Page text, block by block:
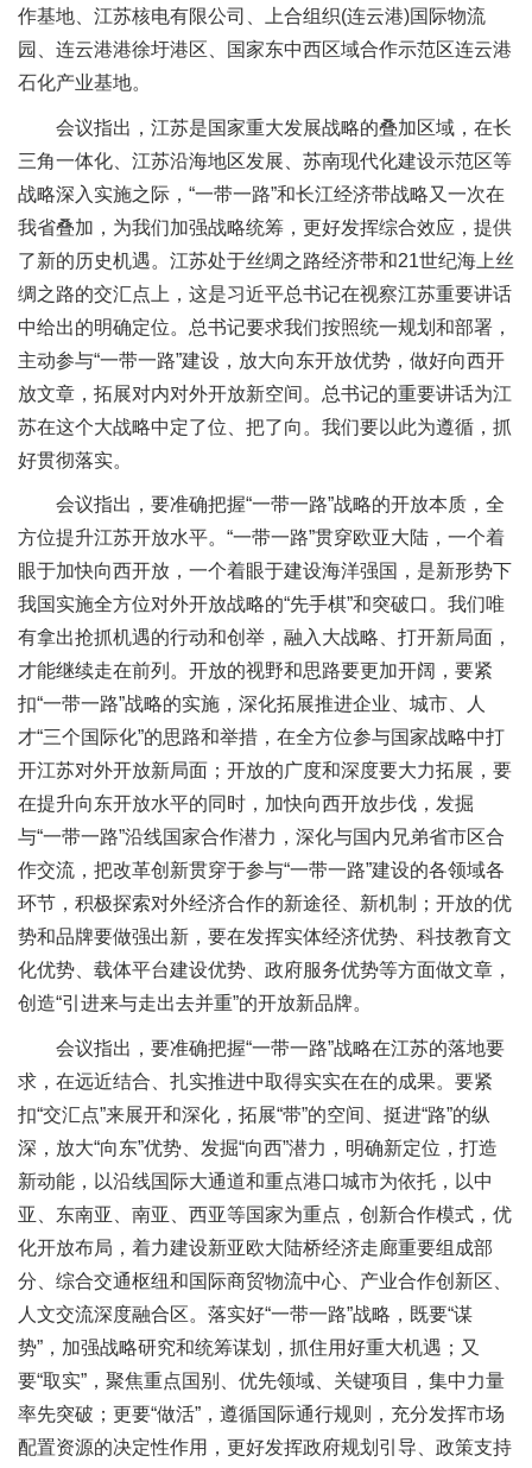
作基地、江苏核电有限公司、上合组织(连云港)国际物流
园、连云港港徐圩港区、国家东中西区域合作示范区连云港
石化产业基地。
会议指出，江苏是国家重大发展战略的叠加区域，在长
三角一体化、江苏沿海地区发展、苏南现代化建设示范区等
战略深入实施之际，“一带一路”和长江经济带战略又一次在
我省叠加，为我们加强战略统筹，更好发挥综合效应，提供
了新的历史机遇。江苏处于丝绸之路经济带和21世纪海上丝
绸之路的交汇点上，这是习近平总书记在视察江苏重要讲话
中给出的明确定位。总书记要求我们按照统一规划和部署，
主动参与“一带一路”建设，放大向东开放优势，做好向西开
放文章，拓展对内对外开放新空间。总书记的重要讲话为江
苏在这个大战略中定了位、把了向。我们要以此为遵循，抓
好贯彻落实。
会议指出，要准确把握“一带一路”战略的开放本质，全
方位提升江苏开放水平。“一带一路”贯穿欧亚大陆，一个着
眼于加快向西开放，一个着眼于建设海洋强国，是新形势下
我国实施全方位对外开放战略的“先手棋”和突破口。我们唯
有拿出抢抓机遇的行动和创举，融入大战略、打开新局面，
才能继续走在前列。开放的视野和思路要更加开阔，要紧
扣“一带一路”战略的实施，深化拓展推进企业、城市、人
才“三个国际化”的思路和举措，在全方位参与国家战略中打
开江苏对外开放新局面；开放的广度和深度要大力拓展，要
在提升向东开放水平的同时，加快向西开放步伐，发掘
与“一带一路”沿线国家合作潜力，深化与国内兄弟省市区合
作交流，把改革创新贯穿于参与“一带一路”建设的各领域各
环节，积极探索对外经济合作的新途径、新机制；开放的优
势和品牌要做强出新，要在发挥实体经济优势、科技教育文
化优势、载体平台建设优势、政府服务优势等方面做文章，
创造“引进来与走出去并重”的开放新品牌。
会议指出，要准确把握“一带一路”战略在江苏的落地要
求，在远近结合、扎实推进中取得实实在在的成果。要紧
扣“交汇点”来展开和深化，拓展“带”的空间、挺进“路”的纵
深，放大“向东”优势、发掘“向西”潜力，明确新定位，打造
新动能，以沿线国际大通道和重点港口城市为依托，以中
亚、东南亚、南亚、西亚等国家为重点，创新合作模式，优
化开放布局，着力建设新亚欧大陆桥经济走廊重要组成部
分、综合交通枢纽和国际商贸物流中心、产业合作创新区、
人文交流深度融合区。落实好“一带一路”战略，既要“谋
势”，加强战略研究和统筹谋划，抓住用好重大机遇；又
要“取实”，聚焦重点国别、优先领域、关键项目，集中力量
率先突破；更要“做活”，遵循国际通行规则，充分发挥市场
配置资源的决定性作用，更好发挥政府规划引导、政策支持